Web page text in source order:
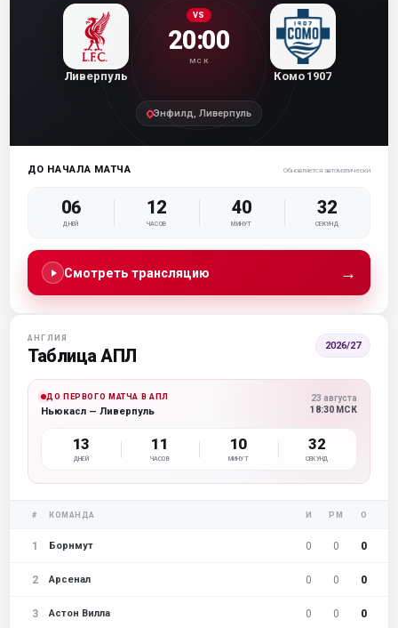
Ливерпуль
VS
20:00
МСК
Комо 1907
Энфилд, Ливерпуль
ДО НАЧАЛА МАТЧА Обновляется автоматически
06
ДНЕЙ
12
ЧАСОВ
40
МИНУТ
31
СЕКУНД
Смотреть трансляцию →
АНГЛИЯ
Таблица АПЛ 2026/27
ДО ПЕРВОГО МАТЧА В АПЛ
Ньюкасл — Ливерпуль
23 августа
18:30 МСК
13
ДНЕЙ
11
ЧАСОВ
10
МИНУТ
31
СЕКУНД
# КОМАНДА И РМ О
1 Борнмут 0 0 0
2 Арсенал 0 0 0
3 Астон Вилла 0 0 0